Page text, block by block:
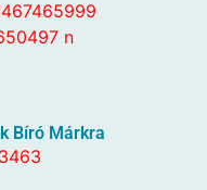
Bíró Márkra